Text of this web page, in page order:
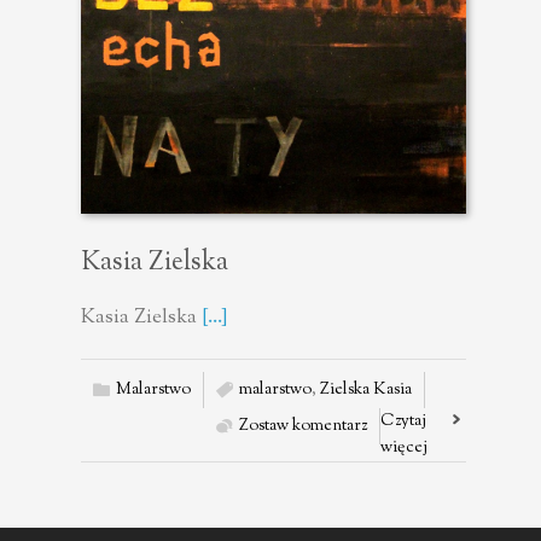
Kasia Zielska
Kasia Zielska [...]
Malarstwo malarstwo, Zielska Kasia
Zostaw komentarz Czytaj
więcej